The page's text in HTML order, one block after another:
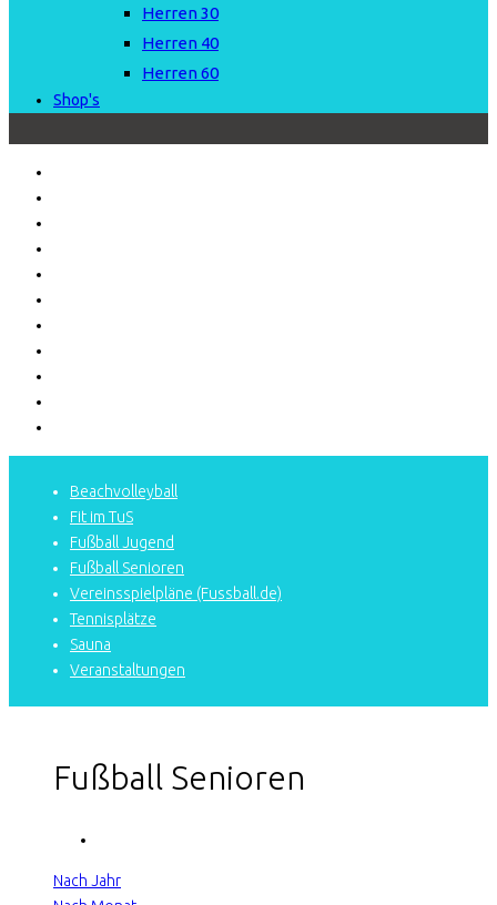
Herren 30
Herren 40
Herren 60
Shop's
Beachvolleyball
Fit im TuS
Fußball Jugend
Fußball Senioren
Vereinsspielpläne (Fussball.de)
Tennisplätze
Sauna
Veranstaltungen
Fußball Senioren
Nach Jahr